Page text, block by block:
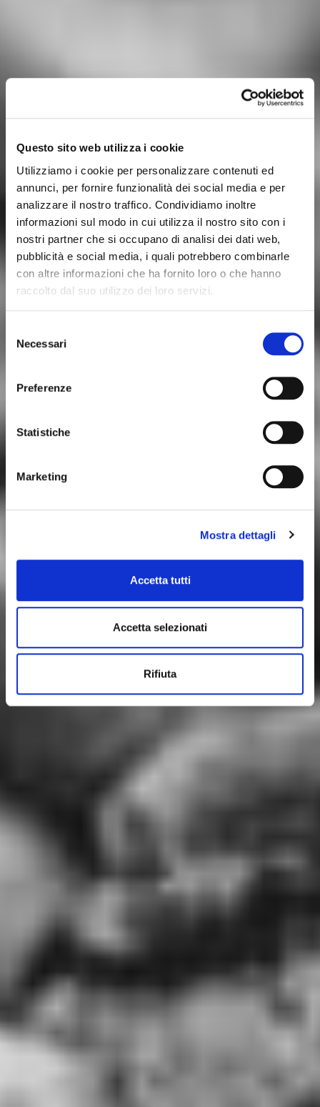
Questo sito web utilizza i cookie
Utilizziamo i cookie per personalizzare contenuti ed
annunci, per fornire funzionalità dei social media e per
analizzare il nostro traffico. Condividiamo inoltre
informazioni sul modo in cui utilizza il nostro sito con i
nostri partner che si occupano di analisi dei dati web,
pubblicità e social media, i quali potrebbero combinarle
con altre informazioni che ha fornito loro o che hanno
raccolto dal suo utilizzo dei loro servizi.
delNecessari
Preferenze
Statistiche
Marketing
Mostra dettagli
Accetta tutti
Accetta selezionati
Rifiuta
ARTISAN EXELLENCE